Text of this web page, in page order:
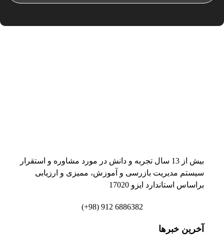
بیش از 13 سال تجربه و دانش در مورد مشاوره و استقرار
سیستم مدیریت بازرسی و آموزش، ممیزی و ارزیابی
براساس استاندارد ایزو 17020
6886382 912 (98+)
آخرین خبرها